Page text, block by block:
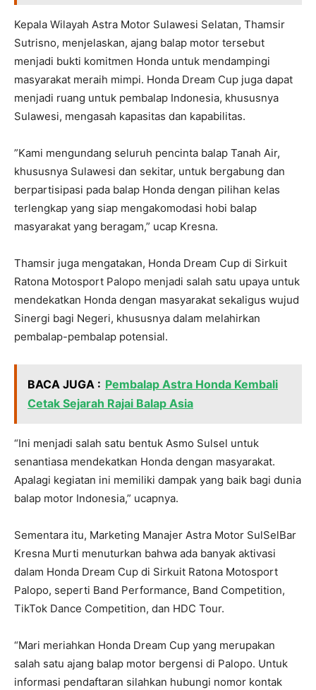
Kepala Wilayah Astra Motor Sulawesi Selatan, Thamsir
Sutrisno, menjelaskan, ajang balap motor tersebut
menjadi bukti komitmen Honda untuk mendampingi
masyarakat meraih mimpi. Honda Dream Cup juga dapat
menjadi ruang untuk pembalap Indonesia, khususnya
Sulawesi, mengasah kapasitas dan kapabilitas.
”Kami mengundang seluruh pencinta balap Tanah Air,
khususnya Sulawesi dan sekitar, untuk bergabung dan
berpartisipasi pada balap Honda dengan pilihan kelas
terlengkap yang siap mengakomodasi hobi balap
masyarakat yang beragam,” ucap Kresna.
Thamsir juga mengatakan, Honda Dream Cup di Sirkuit
Ratona Motosport Palopo menjadi salah satu upaya untuk
mendekatkan Honda dengan masyarakat sekaligus wujud
Sinergi bagi Negeri, khususnya dalam melahirkan
pembalap-pembalap potensial.
BACA JUGA : Pembalap Astra Honda Kembali
Cetak Sejarah Rajai Balap Asia
“Ini menjadi salah satu bentuk Asmo Sulsel untuk
senantiasa mendekatkan Honda dengan masyarakat.
Apalagi kegiatan ini memiliki dampak yang baik bagi dunia
balap motor Indonesia,” ucapnya.
Sementara itu, Marketing Manajer Astra Motor SulSelBar
Kresna Murti menuturkan bahwa ada banyak aktivasi
dalam Honda Dream Cup di Sirkuit Ratona Motosport
Palopo, seperti Band Performance, Band Competition,
TikTok Dance Competition, dan HDC Tour.
“Mari meriahkan Honda Dream Cup yang merupakan
salah satu ajang balap motor bergensi di Palopo. Untuk
informasi pendaftaran silahkan hubungi nomor kontak